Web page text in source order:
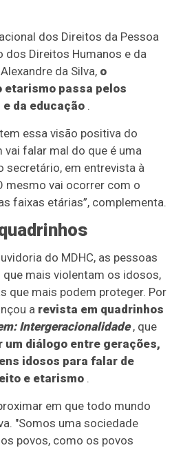
dos Direitos da Pessoa
dos Direitos Humanos e da
da Silva, o
etarismo passa pelos
da educação .
essa visão positiva do
vai falar mal do que é uma
secretário, em entrevista à
mesmo vai ocorrer com o
faixas etárias”, complementa.
do MDHC, as pessoas
mais violentam os idosos,
que mais podem proteger. Por
a revista em quadrinhos
Intergeracionalidade , que
um diálogo entre gerações,
idosos para falar de
e etarismo .
em que todo mundo
"Somos uma sociedade
povos, como os povos